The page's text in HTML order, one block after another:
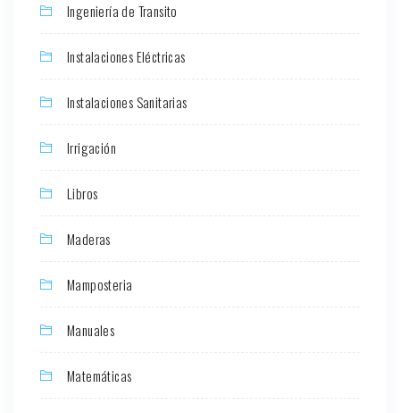
Ingeniería de Transito
Instalaciones Eléctricas
Instalaciones Sanitarias
Irrigación
Libros
Maderas
Mamposteria
Manuales
Matemáticas